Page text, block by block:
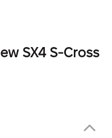
SX4 S-Cross